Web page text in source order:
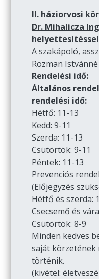
II. háziorvosi
Dr. Mihalicza
A szakápoló,
Rozman Istvánné
Rendelési idő:
Általános
rendelési idő:
Hétfő: 11-13
Kedd: 9-11
Szerda: 11-13
Csütörtök: 9-11
Péntek: 11-13
Prevenciós
(Előjegyzés
Hétfő és szerda:
Csecsemő és
Csütörtök: 8-9
Minden kedves
saját körzetének
történik.
(kivétel: